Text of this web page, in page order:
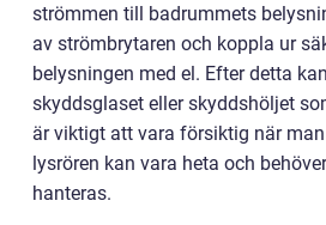
strömmen till badrummets
av strömbrytaren och koppla ur
belysningen med el. Efter detta
skyddsglaset eller skyddshöljet
är viktigt att vara försiktig när
lysrören kan vara heta och
hanteras.